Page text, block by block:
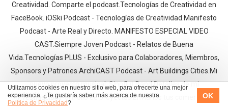
Utilizamos cookies en nuestro sitio web, para ofrecerte una mejor
experiencia. ¿Te gustaría saber más acerca de nuestra
Política de Privacidad?
OK
Creatividad. Comparte el podcast.Tecnologías de Creatividad en
FaceBook. iOSki Podcast - Tecnologías de Creatividad.Manifesto
Podcast - Arte Real y Directo. MANIFESTO ESPECIAL VIDEO
CAST.Siempre Joven Podcast - Relatos de Buena
Vida.Tecnologías PLUS - Exclusivo para Colaboradores, Miembros,
Sponsors y Patrones.ArchiCAST Podcast - Art Buildings Cities.Mi
nuevo proyecto musical: Sinnflut Band.Detalles de mi
investigación.Portfolio de proyectos.Envíanos tus comentario